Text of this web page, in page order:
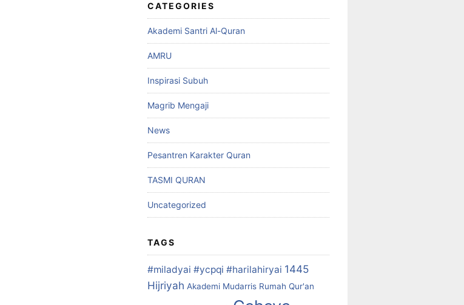
CATEGORIES
Akademi Santri Al-Quran
AMRU
Inspirasi Subuh
Magrib Mengaji
News
Pesantren Karakter Quran
TASMI QURAN
Uncategorized
TAGS
#miladyai #ycpqi #harilahiryai 1445
Hijriyah Akademi Mudarris Rumah Qur'an